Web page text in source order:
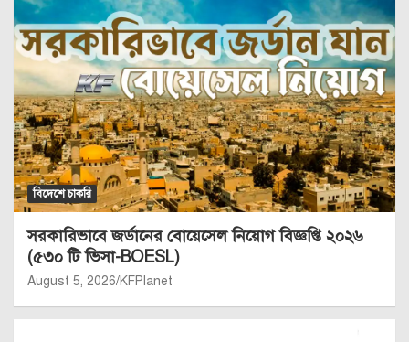
বিদেশে চাকরি
সরকারিভাবে জর্ডানের বোয়েসেল নিয়োগ বিজ্ঞপ্তি ২০২৬
(৫৩০ টি ভিসা-BOESL)
August 5, 2026 KFPlanet